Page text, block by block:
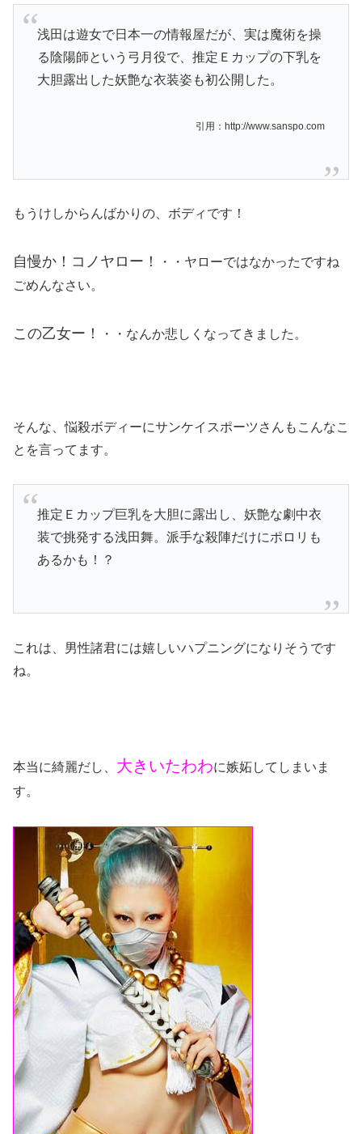
浅田は遊女で日本一の情報屋だが、実は魔術を操
る陰陽師という弓月役で、推定Ｅカップの下乳を
大胆露出した妖艶な衣装姿も初公開した。
引用：http://www.sanspo.com
もうけしからんばかりの、ボディです！
自慢か！コノヤロー！
・・ヤローではなかったですね
ごめんなさい。
この乙女ー！ ・・なんか悲しくなってきました。
そんな、悩殺ボディーにサンケイスポーツさんもこんなこ
とを言ってます。
推定Ｅカップ巨乳を大胆に露出し、妖艶な劇中衣
装で挑発する浅田舞。派手な殺陣だけにポロリも
あるかも！？
これは、男性諸君には嬉しいハプニングになりそうです
ね。
本当に綺麗だし、 大きいたわわに嫉妬してしまいま
す。